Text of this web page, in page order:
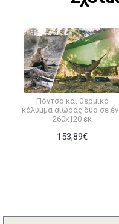
Πόντσο και θερμικό
κάλυμμα αιώρας δύο σε
260x120 εκ
153,89€